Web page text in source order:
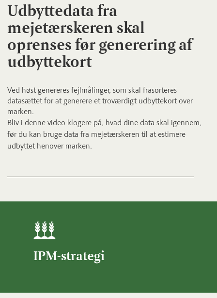
Udbyttedata fra
mejetærskeren skal
oprenses før generering af
udbyttekort
Ved høst genereres fejlmålinger, som skal frasorteres
datasættet for at generere et troværdigt udbyttekort over
marken.
Bliv i denne video klogere på, hvad dine data skal igennem,
før du kan bruge data fra mejetærskeren til at estimere
udbyttet henover marken.
IPM-strategi